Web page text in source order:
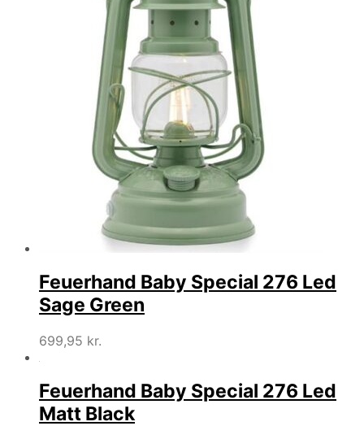
Feuerhand Baby Special 276 Led
Sage Green
699,95 kr.
Feuerhand Baby Special 276 Led
Matt Black